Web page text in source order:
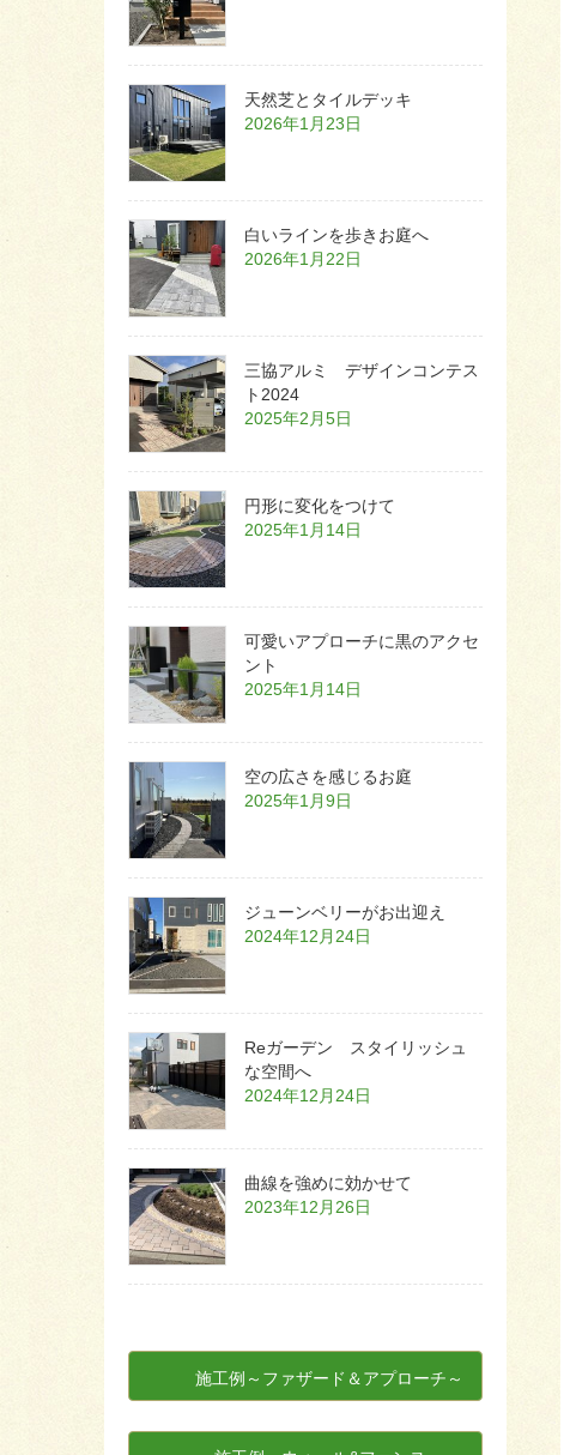
天然芝とタイルデッキ
2026年1月23日
白いラインを歩きお庭へ
2026年1月22日
三協アルミ デザインコンテス
ト2024
2025年2月5日
円形に変化をつけて
2025年1月14日
可愛いアプローチに黒のアクセ
ント
2025年1月14日
空の広さを感じるお庭
2025年1月9日
ジューンベリーがお出迎え
2024年12月24日
Reガーデン スタイリッシュ
な空間へ
2024年12月24日
曲線を強めに効かせて
2023年12月26日
施工例～ファザード＆アプローチ～